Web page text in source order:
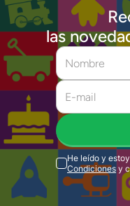
las
He leído y
Condiciones y